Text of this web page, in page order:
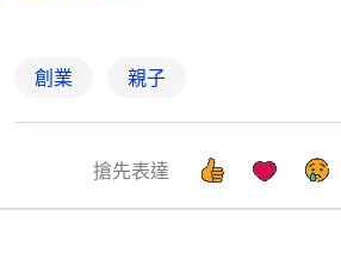
創業 親子
搶先表達